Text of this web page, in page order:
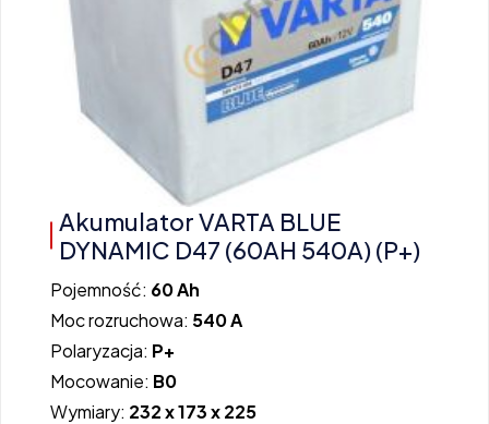
Akumulator VARTA BLUE
DYNAMIC D47 (60AH 540A) (P+)
Pojemność: 60 Ah
Moc rozruchowa: 540 A
Polaryzacja: P+
Mocowanie: B0
Wymiary: 232 x 173 x 225